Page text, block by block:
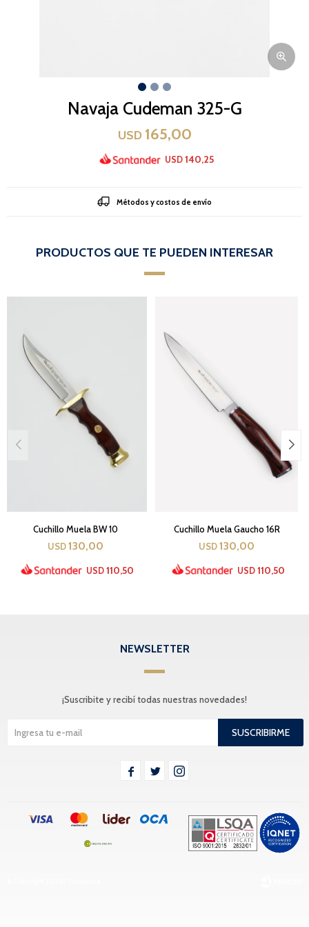
Navaja Cudeman 325-G
USD 165,00
USD 140,25
Métodos y costos de envío
PRODUCTOS QUE TE PUEDEN INTERESAR
Cuchillo Muela BW 10
USD 130,00
USD 110,50
Cuchillo Muela Gaucho 16R
USD 130,00
USD 110,50
NEWSLETTER
¡Suscribite y recibí todas nuestras novedades!
SUSCRIBIRME
  